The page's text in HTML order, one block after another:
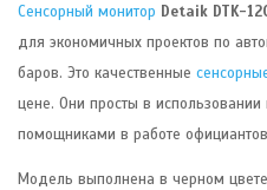
Сенсорный монитор Detaik DTK-
для экономичных проектов по
баров. Это качественные
цене. Они просты в
помощниками в работе
Модель выполнена в черном